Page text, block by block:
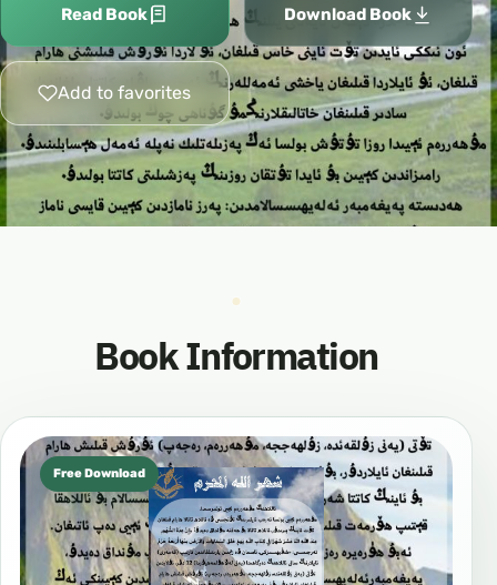
Read Book Download Book
Add to favorites
Book Information
Free Download